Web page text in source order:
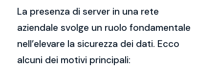
La presenza di server in una rete
aziendale svolge un ruolo fondamentale
nell’elevare la sicurezza dei dati. Ecco
alcuni dei motivi principali: